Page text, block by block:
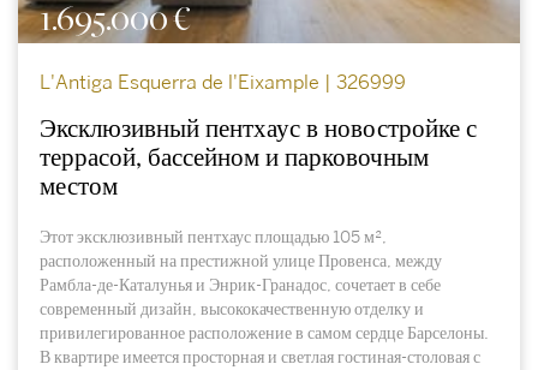
1.695.000 €
L'Antiga Esquerra de l'Eixample | 326999
Эксклюзивный пентхаус в новостройке с
террасой, бассейном и парковочным
местом
Этот эксклюзивный пентхаус площадью 105 м²,
расположенный на престижной улице Провенса, между
Рамбла-де-Каталунья и Энрик-Гранадос, сочетает в себе
современный дизайн, высококачественную отделку и
привилегированное расположение в самом сердце Барселоны.
В квартире имеется просторная и светлая гостиная-столовая с